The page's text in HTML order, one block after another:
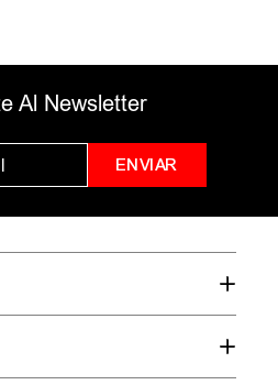
Al Newsletter
ENVIAR